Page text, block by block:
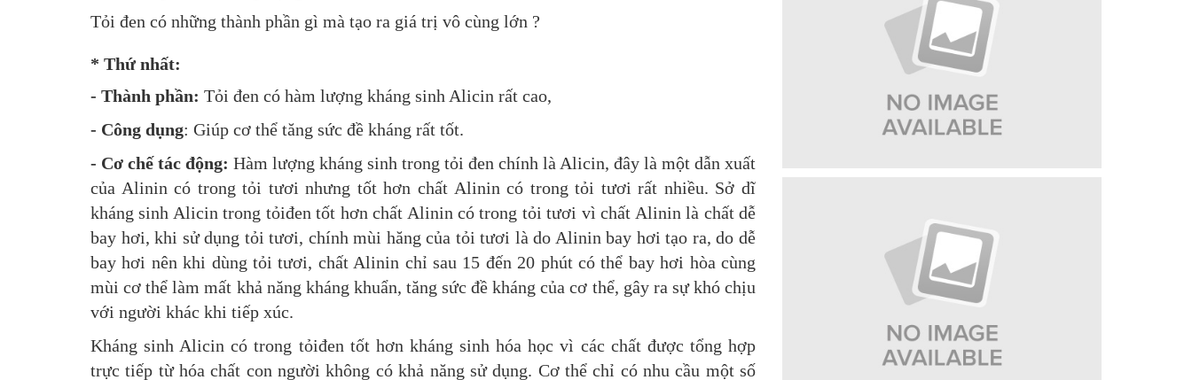
Tỏi đen có những thành phần gì mà tạo ra giá trị vô cùng lớn ?
* Thứ nhất:
- Thành phần: Tỏi đen có hàm lượng kháng sinh Alicin rất cao,
- Công dụng: Giúp cơ thể tăng sức đề kháng rất tốt.
- Cơ chế tác động: Hàm lượng kháng sinh trong tỏi đen chính là Alicin, đây là một dẫn xuất
của Alinin có trong tỏi tươi nhưng tốt hơn chất Alinin có trong tỏi tươi rất nhiều. Sở dĩ
kháng sinh Alicin trong tỏiđen tốt hơn chất Alinin có trong tỏi tươi vì chất Alinin là chất dễ
bay hơi, khi sử dụng tỏi tươi, chính mùi hăng của tỏi tươi là do Alinin bay hơi tạo ra, do dễ
bay hơi nên khi dùng tỏi tươi, chất Alinin chỉ sau 15 đến 20 phút có thể bay hơi hòa cùng
mùi cơ thể làm mất khả năng kháng khuẩn, tăng sức đề kháng của cơ thể, gây ra sự khó chịu
với người khác khi tiếp xúc.
Kháng sinh Alicin có trong tỏiđen tốt hơn kháng sinh hóa học vì các chất được tổng hợp
trực tiếp từ hóa chất con người không có khả năng sử dụng. Cơ thể chỉ có nhu cầu một số